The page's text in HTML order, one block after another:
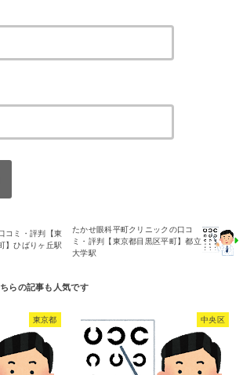
コミ・評判【東
】ひばりヶ丘駅
たかせ眼科平町クリニックの口コ
ミ・評判【東京都目黒区平町】都立
大学駅
東京都 中央区